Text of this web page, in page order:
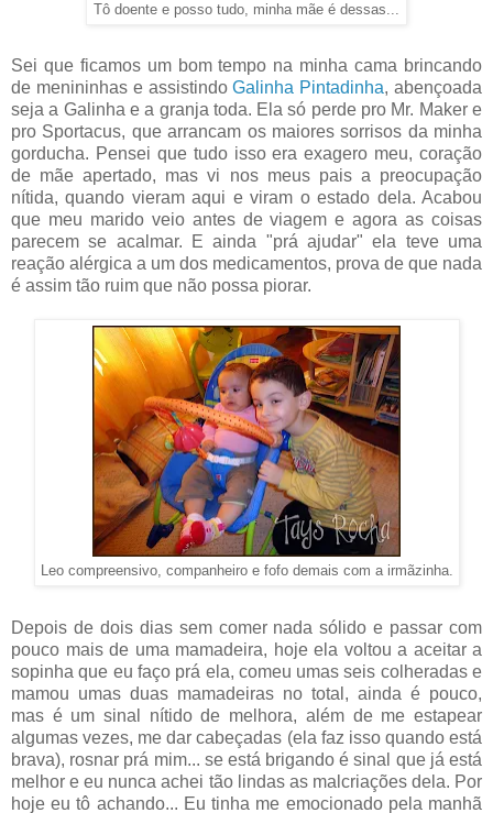
Tô doente e posso tudo, minha mãe é dessas...
Sei que ficamos um bom tempo na minha cama brincando
de menininhas e assistindoGalinha Pintadinha, abençoada
seja a Galinha e a granja toda. Ela só perde pro Mr. Maker e
pro Sportacus, que arrancam os maiores sorrisos da minha
gorducha. Pensei que tudo isso era exagero meu, coração
de mãe apertado, mas vi nos meus pais a preocupação
nítida, quando vieram aqui e viram o estado dela. Acabou
que meu marido veio antes de viagem e agora as coisas
parecem se acalmar. E ainda "prá ajudar" ela teve uma
reação alérgica a um dos medicamentos, prova de que nada
é assim tão ruim que não possa piorar.
Leo compreensivo, companheiro e fofo demais com a irmãzinha.
Depois de dois dias sem comer nada sólido e passar com
pouco mais de uma mamadeira, hoje ela voltou a aceitar a
sopinha que eu faço prá ela, comeu umas seis colheradas e
mamou umas duas mamadeiras no total, ainda é pouco,
mas é um sinal nítido de melhora, além de me estapear
algumas vezes, me dar cabeçadas (ela faz isso quando está
brava), rosnar prá mim... se está brigando é sinal que já está
melhor e eu nunca achei tão lindas as malcriações dela. Por
hoje eu tô achando... Eu tinha me emocionado pela manhã